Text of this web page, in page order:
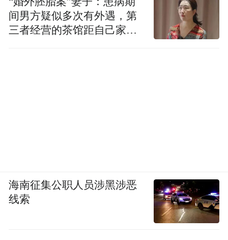
间男方疑似多次有外遇，第
三者经营的茶馆距自己家步
海南征集公职人员涉黑涉恶
线索